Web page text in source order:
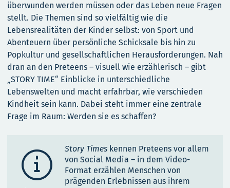
überwunden werden müssen oder das Leben neue Fragen
stellt. Die Themen sind so vielfältig wie die
Lebensrealitäten der Kinder selbst: von Sport und
Abenteuern über persönliche Schicksale bis hin zu
Popkultur und gesellschaftlichen Herausforderungen. Nah
dran an den Preteens – visuell wie erzählerisch – gibt
„STORY TIME“ Einblicke in unterschiedliche
Lebenswelten und macht erfahrbar, wie verschieden
Kindheit sein kann. Dabei steht immer eine zentrale
Frage im Raum: Werden sie es schaffen?
 Story Times kennen Preteens vor allem
von Social Media – in dem Video-
Format erzählen Menschen von
prägenden Erlebnissen aus ihrem